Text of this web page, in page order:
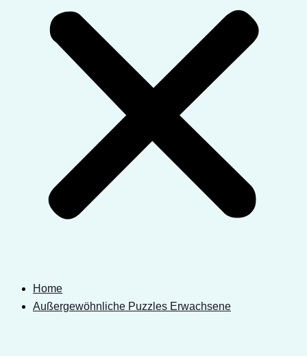
Home
Außergewöhnliche Puzzles Erwachsene